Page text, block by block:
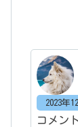
2023年
コメン